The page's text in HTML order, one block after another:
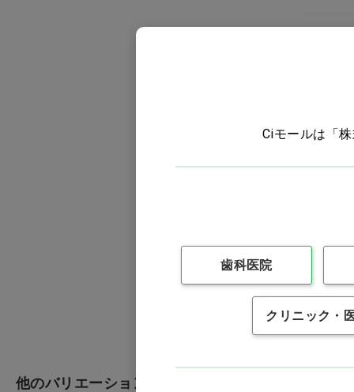
商品型
認証番
他のバリエーション
Ciモールは「
歯科医院
クリニック・